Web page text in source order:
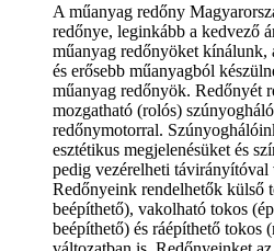
A műanyag redőny
redőnye, leginkább a kedvező
műanyag redőnyöket kínálunk,
és erősebb műanyagból
műanyag redőnyök. Redőnyét
mozgatható (rolós)
redőnymotorral.
esztétikus megjelenésüket és
pedig vezérelheti távirányítóval
Redőnyeink rendelhetők külső
beépíthető), vakolható tokos
beépíthető) és ráépíthető tokos